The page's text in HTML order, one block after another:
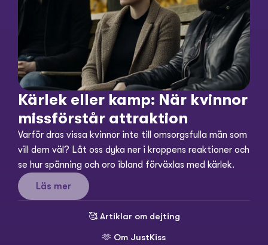
Kärlek eller kamp: När kvinnor
missförstår attraktion
Varför dras vissa kvinnor inte till omsorgsfulla män som
vill dem väl? Låt oss dyka ner i kroppens reaktioner och
se hur spänning och oro ibland förväxlas med kärlek.
Läs mer
🥰 Artiklar om dejting
🫶 Om JustKiss